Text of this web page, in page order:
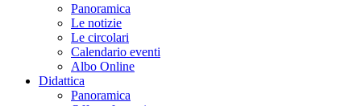
Panoramica
Le notizie
Le circolari
Calendario eventi
Albo Online
Didattica
Panoramica